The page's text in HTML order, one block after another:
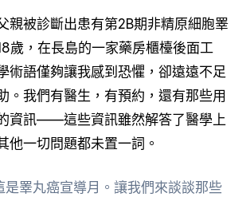
親被診斷出患有第2B期非精原細胞睪
歲，在長島的一家藥房櫃檯後面工
術語僅夠讓我感到恐懼，卻遠遠不足
。我們有醫生，有預約，還有那些用
資訊——這些資訊雖然解答了醫學上
他一切問題都未置一詞。
睪丸癌宣導月。讓我們來談談那些